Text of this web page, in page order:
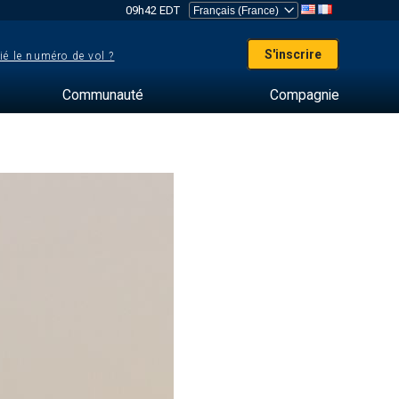
09h42 EDT
le numéro de vol ? S'inscrire
Communauté Compagnie